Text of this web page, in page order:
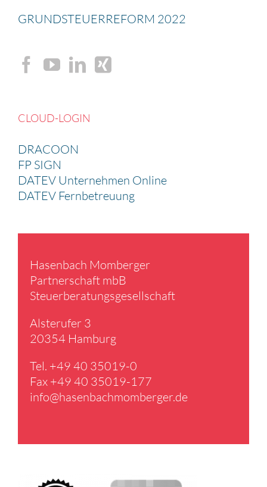
GRUND­STEU­ER­RE­FORM 2022
CLOUD-LOGIN
DRACOON
FP SIGN
DATEV Unternehmen Online
DATEV Fernbetreuung
Hasen­bach Momberger
Partner­schaft mbB
Steuer­be­ra­tungs­ge­sell­schaft
Alster­ufer 3
20354 Hamburg
Tel. +49 40 35019-0
Fax +49 40 35019-177
info@​hasenbachmomberger.​de